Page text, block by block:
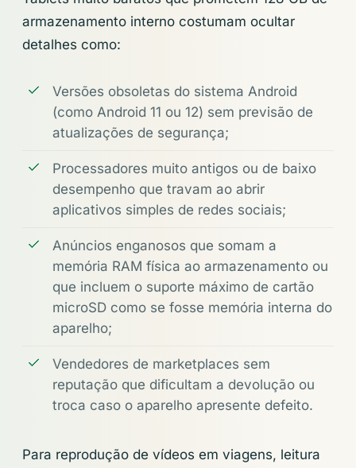
armazenamento interno costumam ocultar
detalhes como:
Versões obsoletas do sistema Android
(como Android 11 ou 12) sem previsão de
atualizações de segurança;
Processadores muito antigos ou de baixo
desempenho que travam ao abrir
aplicativos simples de redes sociais;
Anúncios enganosos que somam a
memória RAM física ao armazenamento ou
que incluem o suporte máximo de cartão
microSD como se fosse memória interna do
aparelho;
Vendedores de marketplaces sem
reputação que dificultam a devolução ou
troca caso o aparelho apresente defeito.
Para reprodução de vídeos em viagens, leitura